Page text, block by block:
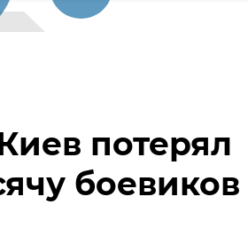
потерял
боевиков